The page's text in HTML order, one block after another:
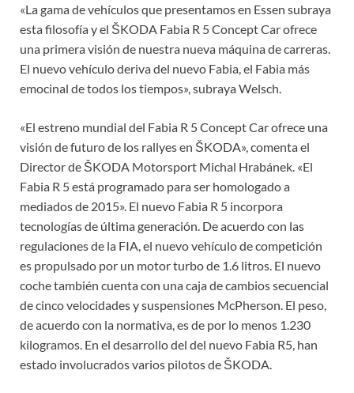
«La gama de vehículos que presentamos en Essen subraya
esta filosofía y el ŠKODA Fabia R 5 Concept Car ofrece
una primera visión de nuestra nueva máquina de carreras.
El nuevo vehículo deriva del nuevo Fabia, el Fabia más
emocinal de todos los tiempos», subraya Welsch.
«El estreno mundial del Fabia R 5 Concept Car ofrece una
visión de futuro de los rallyes en ŠKODA», comenta el
Director de ŠKODA Motorsport Michal Hrabánek. «El
Fabia R 5 está programado para ser homologado a
mediados de 2015». El nuevo Fabia R 5 incorpora
tecnologías de última generación. De acuerdo con las
regulaciones de la FIA, el nuevo vehículo de competición
es propulsado por un motor turbo de 1.6 litros. El nuevo
coche también cuenta con una caja de cambios secuencial
de cinco velocidades y suspensiones McPherson. El peso,
de acuerdo con la normativa, es de por lo menos 1.230
kilogramos. En el desarrollo del del nuevo Fabia R5, han
estado involucrados varios pilotos de ŠKODA.